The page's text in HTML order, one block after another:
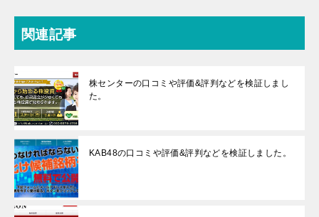
関連記事
株センターの口コミや評価&評判などを検証しまし
た。
KAB48の口コミや評価&評判などを検証しました。